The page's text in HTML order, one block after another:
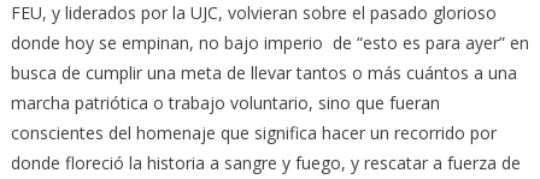
FEU, y liderados por la UJC, volvieran sobre el pasado glorioso
donde hoy se empinan, no bajo imperio de “esto es para ayer” en
busca de cumplir una meta de llevar tantos o más cuántos a una
marcha patriótica o trabajo voluntario, sino que fueran
conscientes del homenaje que significa hacer un recorrido por
donde floreció la historia a sangre y fuego, y rescatar a fuerza de